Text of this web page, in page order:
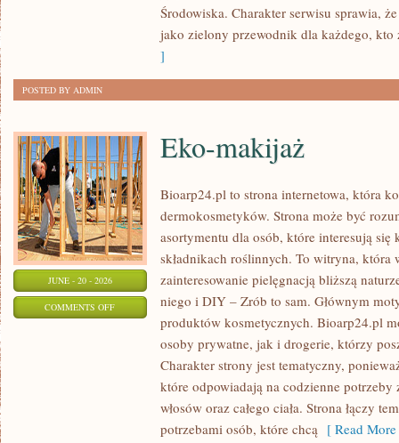
Środowiska. Charakter serwisu sprawia,
jako zielony przewodnik dla każdego, kto
]
POSTED BY ADMIN
JUNE - 20 - 2026
COMMENTS OFFON
Eko-makijaż
Bioarp24.pl to strona internetowa, która
dermokosmetyków. Strona może być
asortymentu dla osób, które interesują
składnikach roślinnych. To witryna, która
zainteresowanie pielęgnacją bliższą
niego i DIY – Zrób to sam. Głównym
produktów kosmetycznych. Bioarp24.pl
osoby prywatne, jak i drogerie, którzy
Charakter strony jest tematyczny,
które odpowiadają na codzienne potrzeby
włosów oraz całego ciała. Strona łączy
potrzebami osób, które chcą [ Read